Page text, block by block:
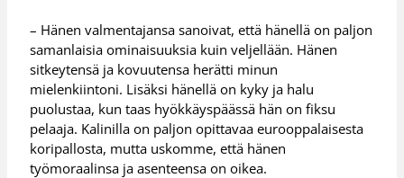
– Hänen valmentajansa sanoivat, että hänellä on paljon
samanlaisia ominaisuuksia kuin veljellään. Hänen
sitkeytensä ja kovuutensa herätti minun
mielenkiintoni. Lisäksi hänellä on kyky ja halu
puolustaa, kun taas hyökkäyspäässä hän on fiksu
pelaaja. Kalinilla on paljon opittavaa eurooppalaisesta
koripallosta, mutta uskomme, että hänen
työmoraalinsa ja asenteensa on oikea.